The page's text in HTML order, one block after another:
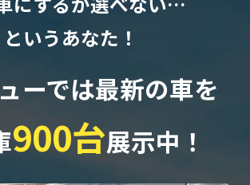
というあなた！
ーでは最新の車を
900台展示中！